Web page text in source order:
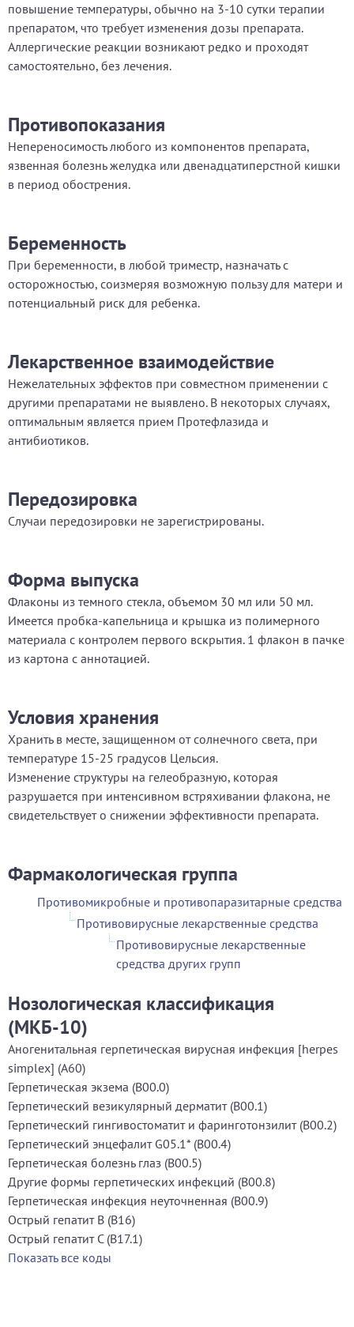
повышение температуры, обычно на 3-10 сутки терапии
препаратом, что требует изменения дозы препарата.
Аллергические реакции возникают редко и проходят
самостоятельно, без лечения.
Противопоказания
Непереносимость любого из компонентов препарата,
язвенная болезнь желудка или двенадцатиперстной кишки
в период обострения.
Беременность
При беременности, в любой триместр, назначать с
осторожностью, соизмеряя возможную пользу для матери и
потенциальный риск для ребенка.
Лекарственное взаимодействие
Нежелательных эффектов при совместном применении с
другими препаратами не выявлено. В некоторых случаях,
оптимальным является прием Протефлазида и
антибиотиков.
Передозировка
Случаи передозировки не зарегистрированы.
Форма выпуска
Флаконы из темного стекла, объемом 30 мл или 50 мл.
Имеется пробка-капельница и крышка из полимерного
материала с контролем первого вскрытия. 1 флакон в пачке
из картона с аннотацией.
Условия хранения
Хранить в месте, защищенном от солнечного света, при
температуре 15-25 градусов Цельсия.
Изменение структуры на гелеобразную, которая
разрушается при интенсивном встряхивании флакона, не
свидетельствует о снижении эффективности препарата.
Фармакологическая группа
Противомикробные и противопаразитарные средства
Противовирусные лекарственные средства
Противовирусные лекарственные
средства других групп
Нозологическая классификация
(МКБ-10)
Аногенитальная герпетическая вирусная инфекция [herpes
simplex] (A60)
Герпетическая экзема (B00.0)
Герпетический везикулярный дерматит (B00.1)
Герпетический гингивостоматит и фаринготонзилит (B00.2)
Герпетический энцефалит G05.1* (B00.4)
Герпетическая болезнь глаз (B00.5)
Другие формы герпетических инфекций (B00.8)
Герпетическая инфекция неуточненная (B00.9)
Острый гепатит B (B16)
Острый гепатит С (B17.1)
Показать все коды